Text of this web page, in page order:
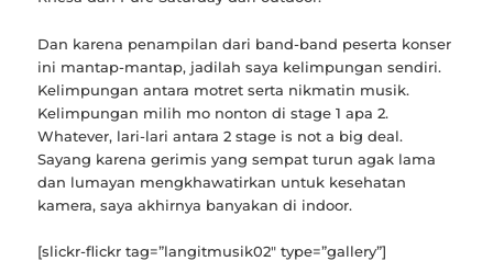
Dan karena penampilan dari band-band peserta konser
ini mantap-mantap, jadilah saya kelimpungan sendiri.
Kelimpungan antara motret serta nikmatin musik.
Kelimpungan milih mo nonton di stage 1 apa 2.
Whatever, lari-lari antara 2 stage is not a big deal.
Sayang karena gerimis yang sempat turun agak lama
dan lumayan mengkhawatirkan untuk kesehatan
kamera, saya akhirnya banyakan di indoor.
[slickr-flickr tag=”langitmusik02″ type=”gallery”]